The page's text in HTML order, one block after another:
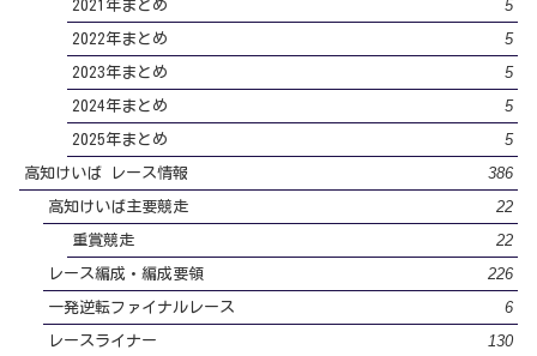
2021年まとめ 5
2022年まとめ 5
2023年まとめ 5
2024年まとめ 5
2025年まとめ 5
高知けいば レース情報 386
高知けいば主要競走 22
重賞競走 22
レース編成・編成要領 226
一発逆転ファイナルレース 6
レースライナー 130